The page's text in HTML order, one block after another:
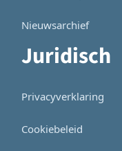
Nieuwsarchief
Juridisch
Privacyverklaring
Cookiebeleid